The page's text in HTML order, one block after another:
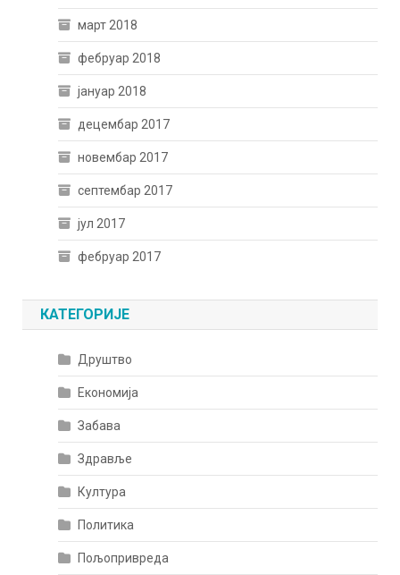
март 2018
фебруар 2018
јануар 2018
децембар 2017
новембар 2017
септембар 2017
јул 2017
фебруар 2017
КАТЕГОРИЈЕ
Друштво
Економија
Забава
Здравље
Култура
Политика
Пољопривреда